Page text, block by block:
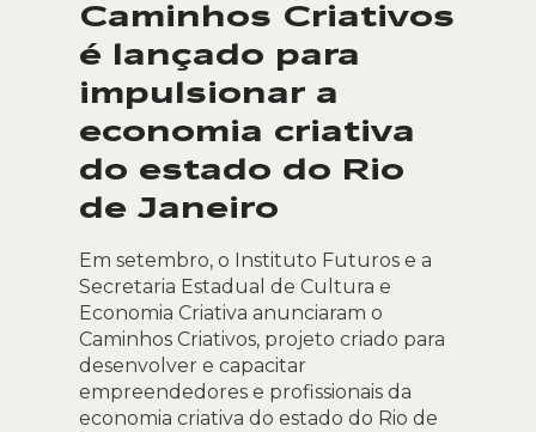
Caminhos Criativos
é lançado para
impulsionar a
economia criativa
do estado do Rio
de Janeiro
Em setembro, o Instituto Futuros e a
Secretaria Estadual de Cultura e
Economia Criativa anunciaram o
Caminhos Criativos, projeto criado para
desenvolver e capacitar
empreendedores e profissionais da
economia criativa do estado do Rio de